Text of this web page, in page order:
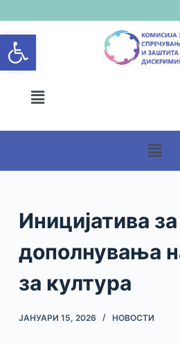
Open toolbark
i
p
nИницијатива
дополнувања
за култура
ЈАНУАРИ 15, 2026 НОВОСТИ